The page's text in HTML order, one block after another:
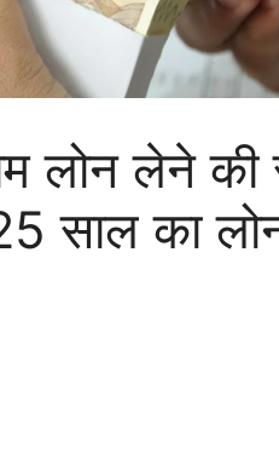
लोन लेने की
साल का